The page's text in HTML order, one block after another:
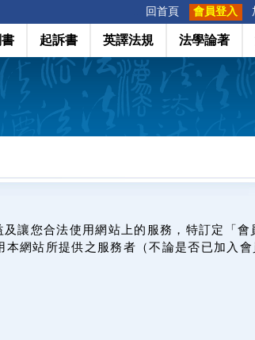
回首頁 會員登入
起訴書 英譯法規 法學論著
讓您合法使用網站上的服務，特訂定「會
網站所提供之服務者（不論是否已加入